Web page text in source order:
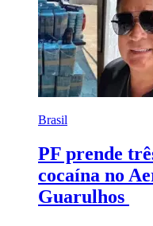
Brasil
PF prende
cocaína no
Guarulhos